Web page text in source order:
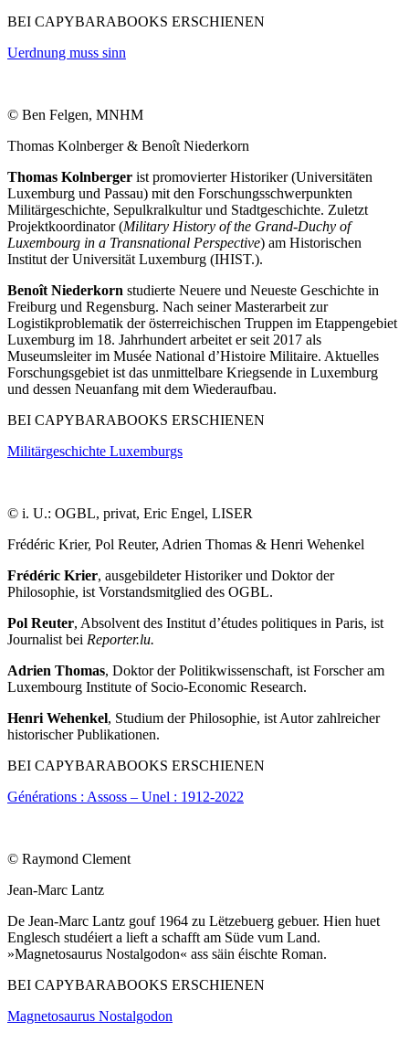
BEI CAPYBARABOOKS ERSCHIENEN
Uerdnung muss sinn
© Ben Felgen, MNHM
Thomas Kolnberger & Benoît Niederkorn
Thomas Kolnberger ist promovierter Historiker (Universitäten
Luxemburg und Passau) mit den Forschungsschwerpunkten
Militärgeschichte, Sepulkralkultur und Stadtgeschichte. Zuletzt
Projektkoordinator (Military History of the Grand-Duchy of
Luxembourg in a Transnational Perspective) am Historischen
Institut der Universität Luxemburg (IHIST.).
Benoît Niederkorn studierte Neuere und Neueste Geschichte in
Freiburg und Regensburg. Nach seiner Masterarbeit zur
Logistikproblematik der österreichischen Truppen im Etappengebiet
Luxemburg im 18. Jahrhundert arbeitet er seit 2017 als
Museumsleiter im Musée National d’Histoire Militaire. Aktuelles
Forschungsgebiet ist das unmittelbare Kriegsende in Luxemburg
und dessen Neuanfang mit dem Wiederaufbau.
BEI CAPYBARABOOKS ERSCHIENEN
Militärgeschichte Luxemburgs
© i. U.: OGBL, privat, Eric Engel, LISER
Frédéric Krier, Pol Reuter, Adrien Thomas & Henri Wehenkel
Frédéric Krier, ausgebildeter Historiker und Doktor der
Philosophie, ist Vorstandsmitglied des OGBL.
Pol Reuter, Absolvent des Institut d’études politiques in Paris, ist
Journalist bei Reporter.lu.
Adrien Thomas, Doktor der Politikwissenschaft, ist Forscher am
Luxembourg Institute of Socio-Economic Research.
Henri Wehenkel, Studium der Philosophie, ist Autor zahlreicher
historischer Publikationen.
BEI CAPYBARABOOKS ERSCHIENEN
Générations : Assoss – Unel : 1912-2022
© Raymond Clement
Jean-Marc Lantz
De Jean-Marc Lantz gouf 1964 zu Lëtzebuerg gebuer. Hien huet
Englesch studéiert a lieft a schafft am Süde vum Land.
»Magnetosaurus Nostalgodon« ass säin éischte Roman.
BEI CAPYBARABOOKS ERSCHIENEN
Magnetosaurus Nostalgodon